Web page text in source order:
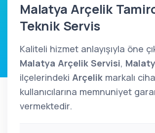
Malatya Arçelik
Teknik Servis
Kaliteli hizmet anlayışıyla öne
Malatya Arçelik Servisi,
ilçelerindeki Arçelik markalı
kullanıcılarına memnuniyet
vermektedir.